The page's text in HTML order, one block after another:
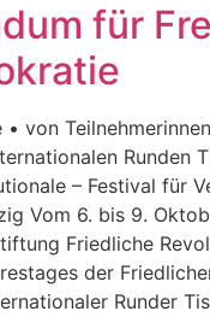
für
• von
Runden
– Festival für
Vom 6. bis 9.
Friedliche
der
Runder